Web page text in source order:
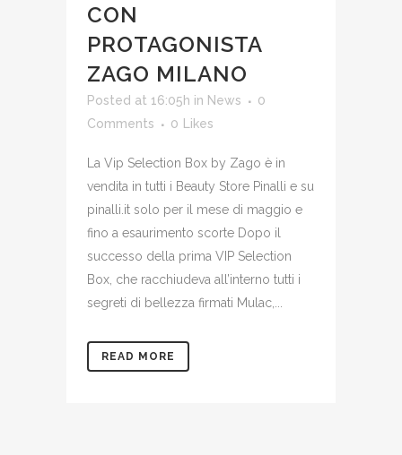
CON
PROTAGONISTA
ZAGO MILANO
Posted at 16:05h in News
0
Comments
0 Likes
La Vip Selection Box by Zago è in
vendita in tutti i Beauty Store Pinalli e su
pinalli.it solo per il mese di maggio e
fino a esaurimento scorte Dopo il
successo della prima VIP Selection
Box, che racchiudeva all’interno tutti i
segreti di bellezza firmati Mulac,...
READ MORE